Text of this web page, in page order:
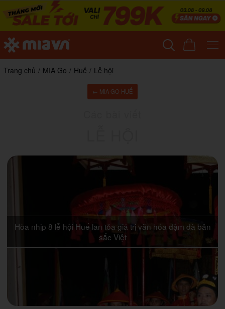
Trang chủ / MIA Go / Huế / Lễ hội
← MIA GO HUẾ
Hòa nhịp 8 lễ hội Huế lan tỏa giá trị văn hóa đậm đà bản
sắc Việt